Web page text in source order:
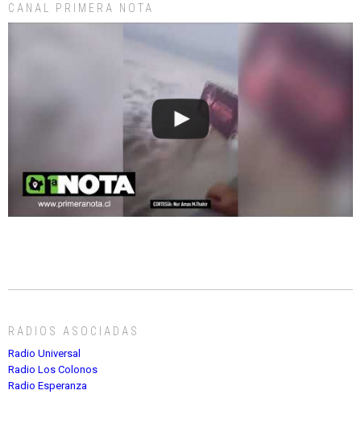
CANAL PRIMERA NOTA
RADIOS ASOCIADAS
Radio Universal
Radio Los Colonos
Radio Esperanza